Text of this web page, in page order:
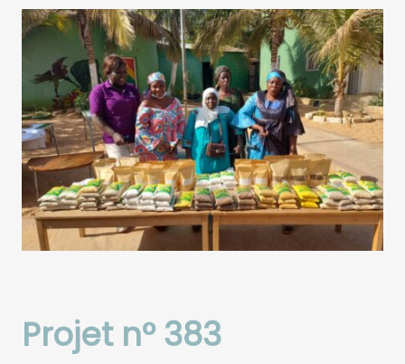
Projet n° 383